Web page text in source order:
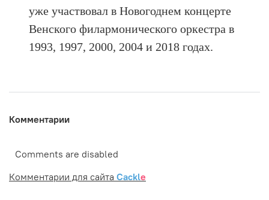
уже участвовал в Новогоднем концерте
Венского филармонического оркестра в
1993, 1997, 2000, 2004 и 2018 годах.
Комментарии
Comments are disabled
Комментарии для сайта Cackle